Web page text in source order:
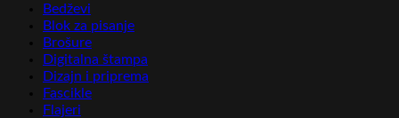
Bedževi
Blok za pisanje
Brošure
Digitalna štampa
Dizajn i priprema
Fascikle
Flajeri